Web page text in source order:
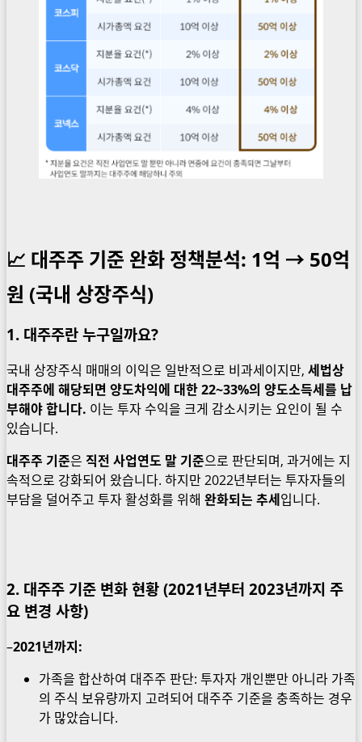
📈 대주주 기준 완화 정책분석: 1억 → 50억
원 (국내 상장주식)
1. 대주주란 누구일까요?
국내 상장주식 매매의 이익은 일반적으로 비과세이지만, 세법상
대주주에 해당되면 양도차익에 대한 22~33%의 양도소득세를 납
부해야 합니다. 이는 투자 수익을 크게 감소시키는 요인이 될 수
있습니다.
대주주 기준은 직전 사업연도 말 기준으로 판단되며, 과거에는 지
속적으로 강화되어 왔습니다. 하지만 2022년부터는 투자자들의
부담을 덜어주고 투자 활성화를 위해 완화되는 추세입니다.
2. 대주주 기준 변화 현황 (2021년부터 2023년까지 주
요 변경 사항)
–2021년까지:
가족을 합산하여 대주주 판단: 투자자 개인뿐만 아니라 가족
의 주식 보유량까지 고려되어 대주주 기준을 충족하는 경우
가 많았습니다.